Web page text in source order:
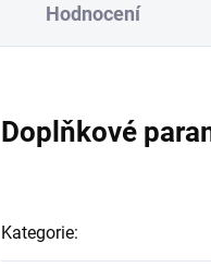
Hodnocení
Doplňkové
Kategorie: